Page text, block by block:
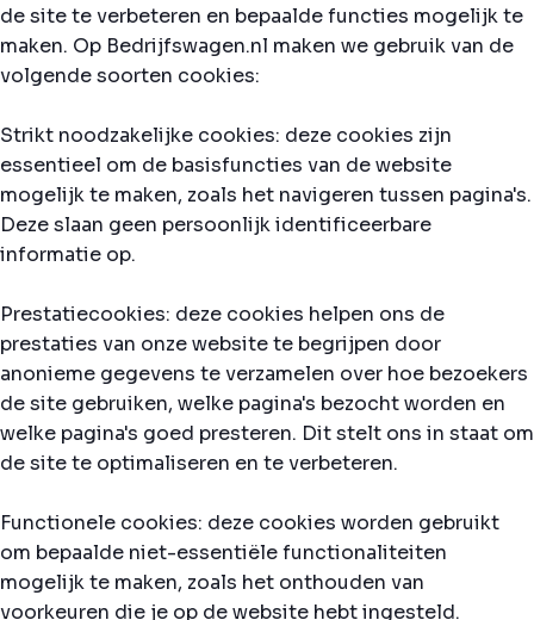
de site te verbeteren en bepaalde functies mogelijk te
maken. Op Bedrijfswagen.nl maken we gebruik van de
volgende soorten cookies:
Strikt noodzakelijke cookies: deze cookies zijn
essentieel om de basisfuncties van de website
mogelijk te maken, zoals het navigeren tussen pagina's.
Deze slaan geen persoonlijk identificeerbare
informatie op.
Prestatiecookies: deze cookies helpen ons de
prestaties van onze website te begrijpen door
anonieme gegevens te verzamelen over hoe bezoekers
de site gebruiken, welke pagina's bezocht worden en
welke pagina's goed presteren. Dit stelt ons in staat om
de site te optimaliseren en te verbeteren.
Functionele cookies: deze cookies worden gebruikt
om bepaalde niet-essentiële functionaliteiten
mogelijk te maken, zoals het onthouden van
voorkeuren die je op de website hebt ingesteld.